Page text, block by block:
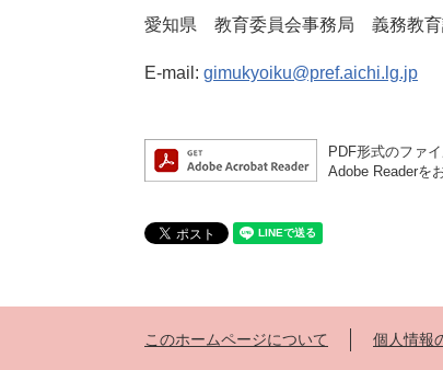
愛知県 教育委員会事務局 義務教育
E-mail: gimukyoiku@pref.aichi.lg.jp
PDF形式のファ
Adobe Readerを
このホームページについて 個人情報